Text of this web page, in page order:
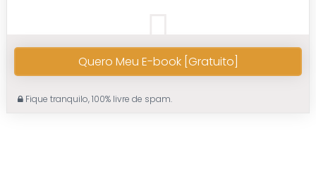
Quero Meu E-book [Gratuito]
Fique tranquilo, 100% livre de spam.